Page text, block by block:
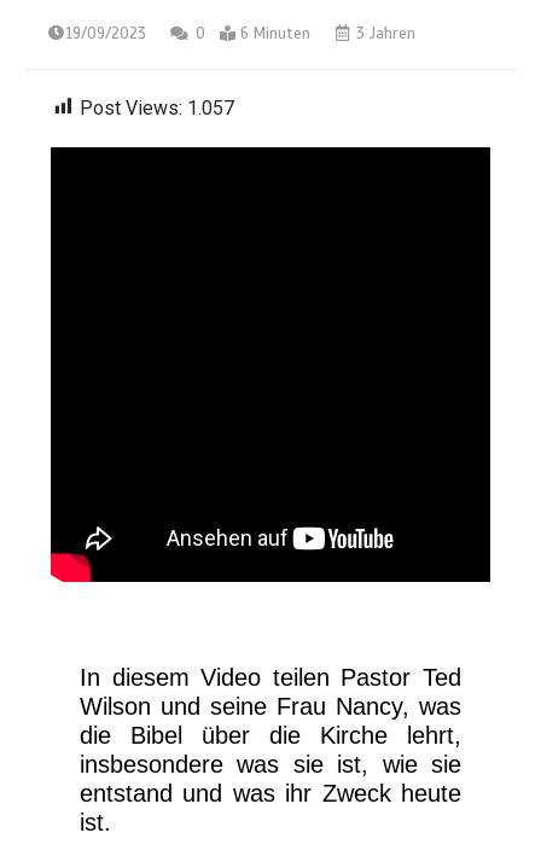
19/09/2023 0 6 Minuten 3 Jahren
Post Views: 1.057
In diesem Video teilen Pastor Ted
Wilson und seine Frau Nancy, was
die Bibel über die Kirche lehrt,
insbesondere was sie ist, wie sie
entstand und was ihr Zweck heute
ist.